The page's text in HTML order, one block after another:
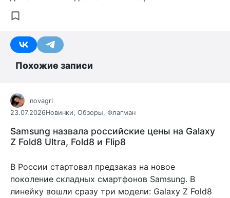
Похожие записи
novagrl
23.07.2026Новинки, Обзоры, Флагман
Samsung назвала российские цены на Galaxy
Z Fold8 Ultra, Fold8 и Flip8
В России стартовал предзаказ на новое
поколение складных смартфонов Samsung. В
линейку вошли сразу три модели: Galaxy Z Fold8